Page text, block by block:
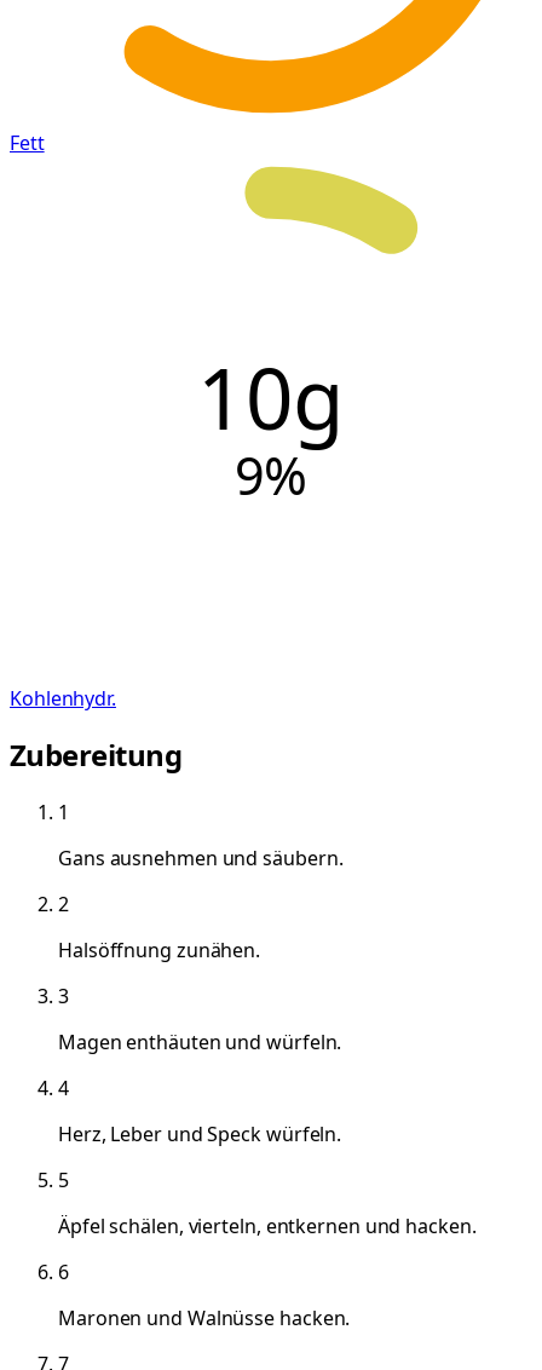
Fett
10g
9%
Kohlenhydr.
Zubereitung
1
Gans ausnehmen und säubern.
2
Halsöffnung zunähen.
3
Magen enthäuten und würfeln.
4
Herz, Leber und Speck würfeln.
5
Äpfel schälen, vierteln, entkernen und hacken.
6
Maronen und Walnüsse hacken.
7